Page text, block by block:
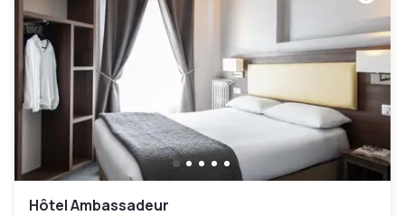
Hôtel Ambassadeur